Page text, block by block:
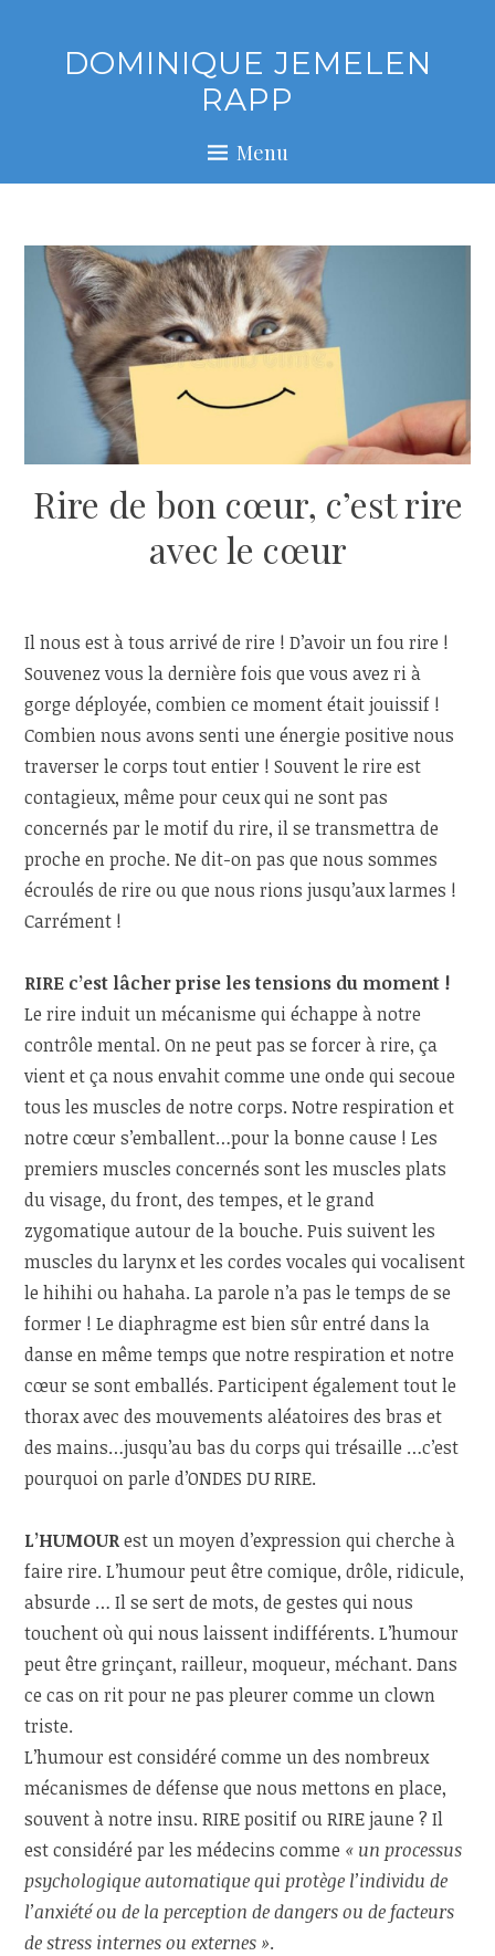
DOMINIQUE JEMELEN
RAPP
Menu
Rire de bon cœur, c’est rire
avec le cœur
Il nous est à tous arrivé de rire ! D’avoir un fou rire !
Souvenez vous la dernière fois que vous avez ri à
gorge déployée, combien ce moment était jouissif !
Combien nous avons senti une énergie positive nous
traverser le corps tout entier ! Souvent le rire est
contagieux, même pour ceux qui ne sont pas
concernés par le motif du rire, il se transmettra de
proche en proche. Ne dit-on pas que nous sommes
écroulés de rire ou que nous rions jusqu’aux larmes !
Carrément !
RIRE c’est lâcher prise les tensions du moment !
Le rire induit un mécanisme qui échappe à notre
contrôle mental. On ne peut pas se forcer à rire, ça
vient et ça nous envahit comme une onde qui secoue
tous les muscles de notre corps. Notre respiration et
notre cœur s’emballent…pour la bonne cause ! Les
premiers muscles concernés sont les muscles plats
du visage, du front, des tempes, et le grand
zygomatique autour de la bouche. Puis suivent les
muscles du larynx et les cordes vocales qui vocalisent
le hihihi ou hahaha. La parole n’a pas le temps de se
former ! Le diaphragme est bien sûr entré dans la
danse en même temps que notre respiration et notre
cœur se sont emballés. Participent également tout le
thorax avec des mouvements aléatoires des bras et
des mains…jusqu’au bas du corps qui trésaille …c’est
pourquoi on parle d’ONDES DU RIRE.
L’HUMOURest un moyen d’expression qui cherche à
faire rire. L’humour peut être comique, drôle, ridicule,
absurde … Il se sert de mots, de gestes qui nous
touchent où qui nous laissent indifférents. L’humour
peut être grinçant, railleur, moqueur, méchant. Dans
ce cas on rit pour ne pas pleurer comme un clown
triste.
L’humour est considéré comme un des nombreux
mécanismes de défense que nous mettons en place,
souvent à notre insu. RIRE positif ou RIRE jaune ? Il
est considéré par les médecins comme « un processus
psychologique automatique qui protège l’individu de
l’anxiété ou de la perception de dangers ou de facteurs
de stress internes ou externes ».